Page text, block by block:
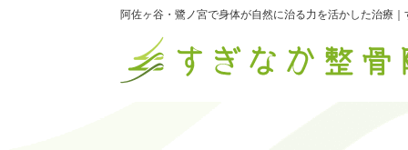
阿佐ヶ谷・鷺ノ宮で身体が自然に治る力を活かした治療